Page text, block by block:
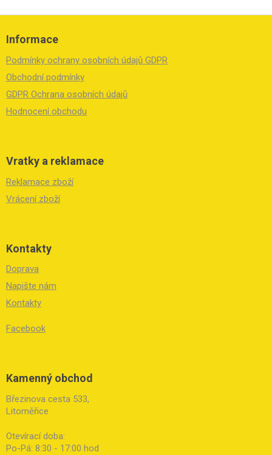
Z
Informace
Podmínky ochrany osobních údajů GDPR
Obchodní podmínky
GDPR Ochrana osobních údajů
Hodnocení obchodu
Vratky a reklamace
Reklamace zboží
Vrácení zboží
Kontakty
Doprava
Napište nám
Kontakty
Facebook
Kamenný obchod
Březinova cesta 533,
Litoměřice
Otevírací doba:
Po-Pá: 8:30 - 17:00 hod